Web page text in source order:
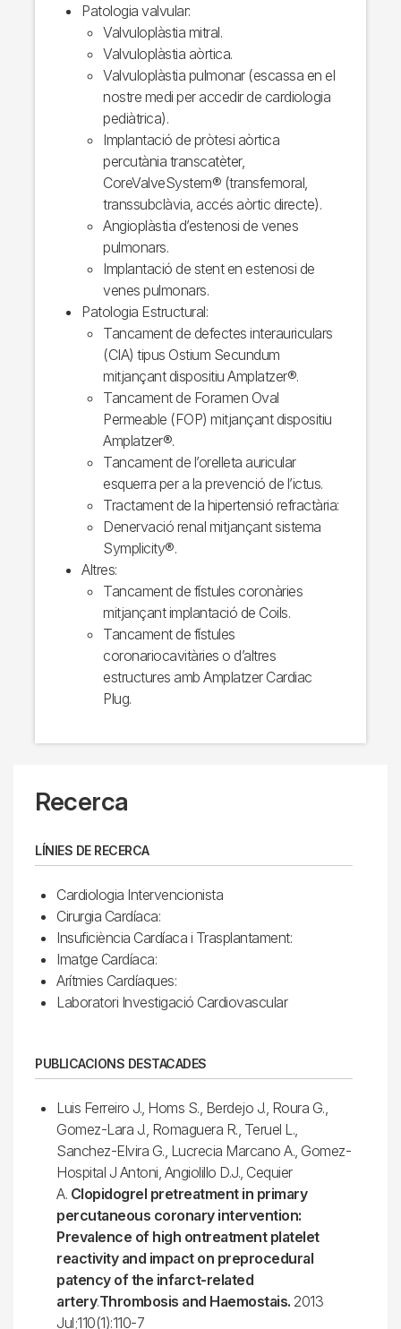
Patologia valvular:
Valvuloplàstia mitral.
Valvuloplàstia aòrtica.
Valvuloplàstia pulmonar (escassa en el
nostre medi per accedir de cardiologia
pediàtrica).
Implantació de pròtesi aòrtica
percutània transcatèter,
CoreValveSystem® (transfemoral,
transsubclàvia, accés aòrtic directe).
Angioplàstia d’estenosi de venes
pulmonars.
Implantació de stent en estenosi de
venes pulmonars.
Patologia Estructural:
Tancament de defectes interauriculars
(CIA) tipus Ostium Secundum
mitjançant dispositiu Amplatzer®.
Tancament de Foramen Oval
Permeable (FOP) mitjançant dispositiu
Amplatzer®.
Tancament de l’orelleta auricular
esquerra per a la prevenció de l’ictus.
Tractament de la hipertensió refractària:
Denervació renal mitjançant sistema
Symplicity®.
Altres:
Tancament de fístules coronàries
mitjançant implantació de Coils.
Tancament de fístules
coronariocavitàries o d’altres
estructures amb Amplatzer Cardiac
Plug.
Recerca
LÍNIES DE RECERCA
Cardiologia Intervencionista
Cirurgia Cardíaca:
Insuficiència Cardíaca i Trasplantament:
Imatge Cardíaca:
Arítmies Cardíaques:
Laboratori Investigació Cardiovascular
PUBLICACIONS DESTACADES
Luis Ferreiro J., Homs S., Berdejo J., Roura G.,
Gomez-Lara J., Romaguera R., Teruel L.,
Sanchez-Elvira G., Lucrecia Marcano A., Gomez-
Hospital J Antoni, Angiolillo D.J., Cequier
A. Clopidogrel pretreatment in primary
percutaneous coronary intervention:
Prevalence of high ontreatment platelet
reactivity and impact on preprocedural
patency of the infarct-related
artery.Thrombosis and Haemostais. 2013
Jul;110(1):110-7